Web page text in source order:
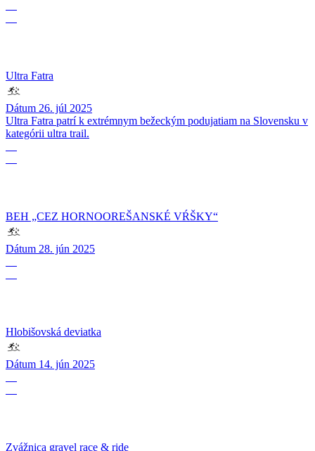
Ultra Fatra
Dátum 26. júl 2025
Ultra Fatra patrí k extrémnym bežeckým podujatiam na Slovensku v
kategórii ultra trail.
BEH „CEZ HORNOOREŠANSKÉ VŔŠKY“
Dátum 28. jún 2025
Hlobišovská deviatka
Dátum 14. jún 2025
Zvážnica gravel race & ride